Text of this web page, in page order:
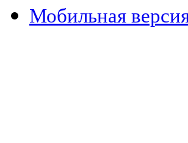
Мобильная